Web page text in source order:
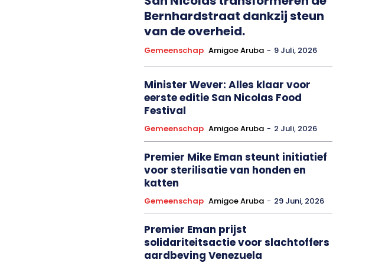
Bernhardstraat dankzij steun
van de overheid.
Gemeenschap Amigoe Aruba - 9 Juli, 2026
Minister Wever: Alles klaar voor
eerste editie San Nicolas Food
Festival
Gemeenschap Amigoe Aruba - 2 Juli, 2026
Premier Mike Eman steunt initiatief
voor sterilisatie van honden en
katten
Gemeenschap Amigoe Aruba - 29 Juni, 2026
Premier Eman prijst
solidariteitsactie voor slachtoffers
aardbeving Venezuela